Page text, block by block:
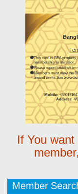
This card is BEA property,
membership termination.
Please report loss/theft
Members must obey the
amend terms.See
Mobile:
Address: 4/
If You
Member